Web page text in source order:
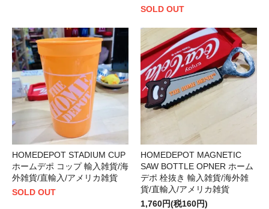
SOLD OUT
HOMEDEPOT STADIUM CUP
ホームデポ コップ 輸入雑貨/海
外雑貨/直輸入/アメリカ雑貨
SOLD OUT
HOMEDEPOT MAGNETIC
SAW BOTTLE OPNER ホーム
デポ 栓抜き 輸入雑貨/海外雑
貨/直輸入/アメリカ雑貨
1,760円(税160円)